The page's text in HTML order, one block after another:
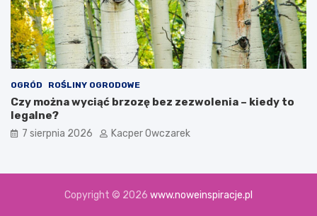
OGRÓD ROŚLINY OGRODOWE
Czy można wyciąć brzozę bez zezwolenia – kiedy to
legalne?
7 sierpnia 2026 Kacper Owczarek
Copyright © 2026 www.noweinspiracje.pl